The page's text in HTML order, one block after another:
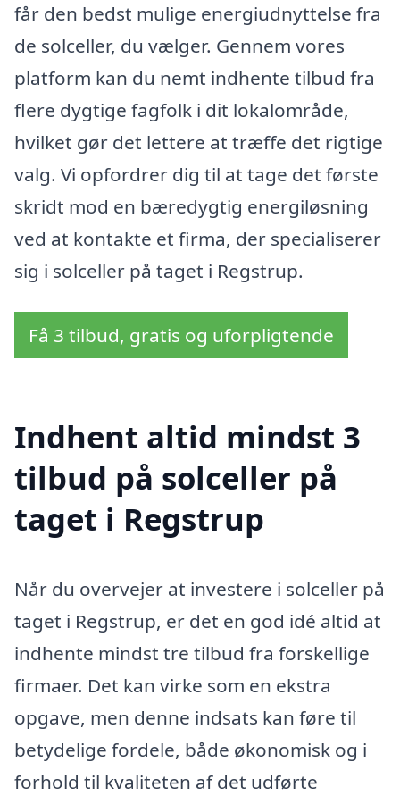
får den bedst mulige energiudnyttelse fra
de solceller, du vælger. Gennem vores
platform kan du nemt indhente tilbud fra
flere dygtige fagfolk i dit lokalområde,
hvilket gør det lettere at træffe det rigtige
valg. Vi opfordrer dig til at tage det første
skridt mod en bæredygtig energiløsning
ved at kontakte et firma, der specialiserer
sig i solceller på taget i Regstrup.
Få 3 tilbud, gratis og uforpligtende
Indhent altid mindst 3
tilbud på solceller på
taget i Regstrup
Når du overvejer at investere i solceller på
taget i Regstrup, er det en god idé altid at
indhente mindst tre tilbud fra forskellige
firmaer. Det kan virke som en ekstra
opgave, men denne indsats kan føre til
betydelige fordele, både økonomisk og i
forhold til kvaliteten af det udførte